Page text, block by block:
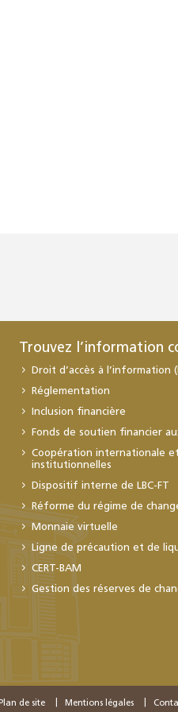
Trouvez l’information
Droit d’accès à l’information
Réglementation
Inclusion financière
Fonds de soutien financier
Coopération internationale
institutionnelles
Dispositif interne de LBC-FT
Réforme du régime de
Monnaie virtuelle
Ligne de précaution et de
CERT-BAM
Gestion des réserves de
de site Mentions légales